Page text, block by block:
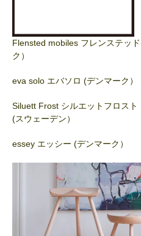
Flensted mobiles フレンステッ
ク）
eva solo エバソロ (デンマーク）
Siluett Frost シルエットフロスト
(スウェーデン）
essey エッシー (デンマーク）